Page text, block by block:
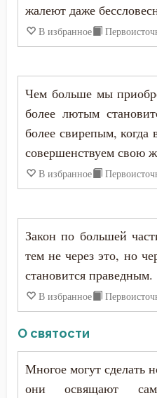
Тело
Трезвение
Троица
Тщеславие
Убийство
Украшение
Унижение
жалеют даже
В избранное
Чем больше мы
более лютым
более свирепым, когда
совершенствуем свою
В избранное
Закон по большей
тем не через это, но
становится праведным.
В избранное
О святости
Многое могут сделать
они освящают